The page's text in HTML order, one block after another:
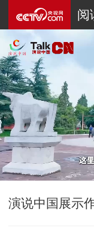
阅
演说中国展示